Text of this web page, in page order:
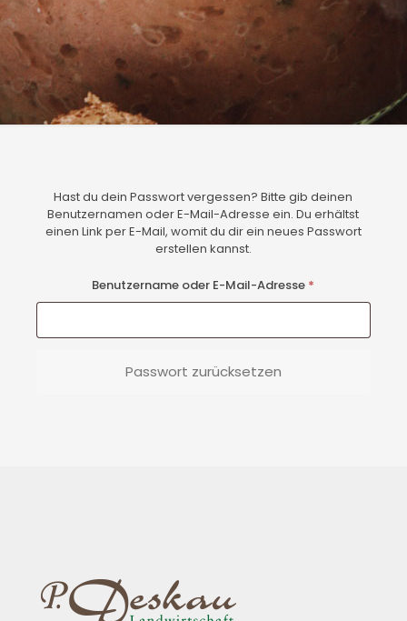
Hast du dein Passwort vergessen? Bitte gib deinen
Benutzernamen oder E-Mail-Adresse ein. Du erhältst
einen Link per E-Mail, womit du dir ein neues Passwort
erstellen kannst.
Benutzername oder E-Mail-Adresse *
Passwort zurücksetzen